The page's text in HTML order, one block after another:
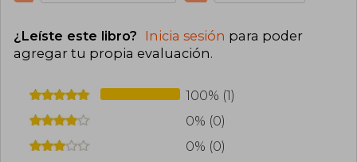
¿Leíste este libro? Inicia sesión para poder
agregar tu propia evaluación.
100% (1)
0% (0)
0% (0)